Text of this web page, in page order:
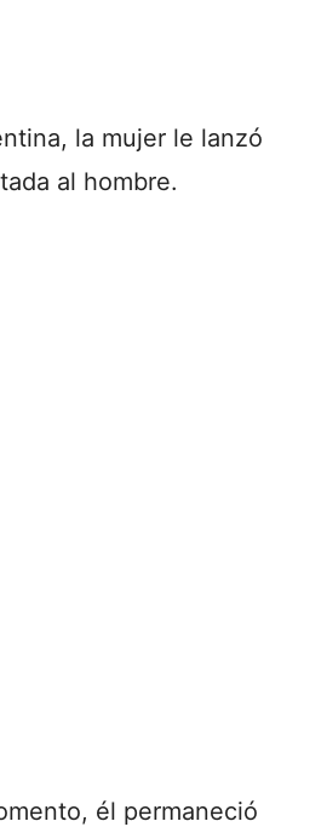
la mujer le lanzó
al hombre.
él permaneció